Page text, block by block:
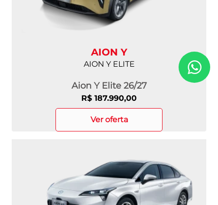
AION Y
AION Y ELITE
Aion Y Elite 26/27
R$ 187.990,00
ver oferta